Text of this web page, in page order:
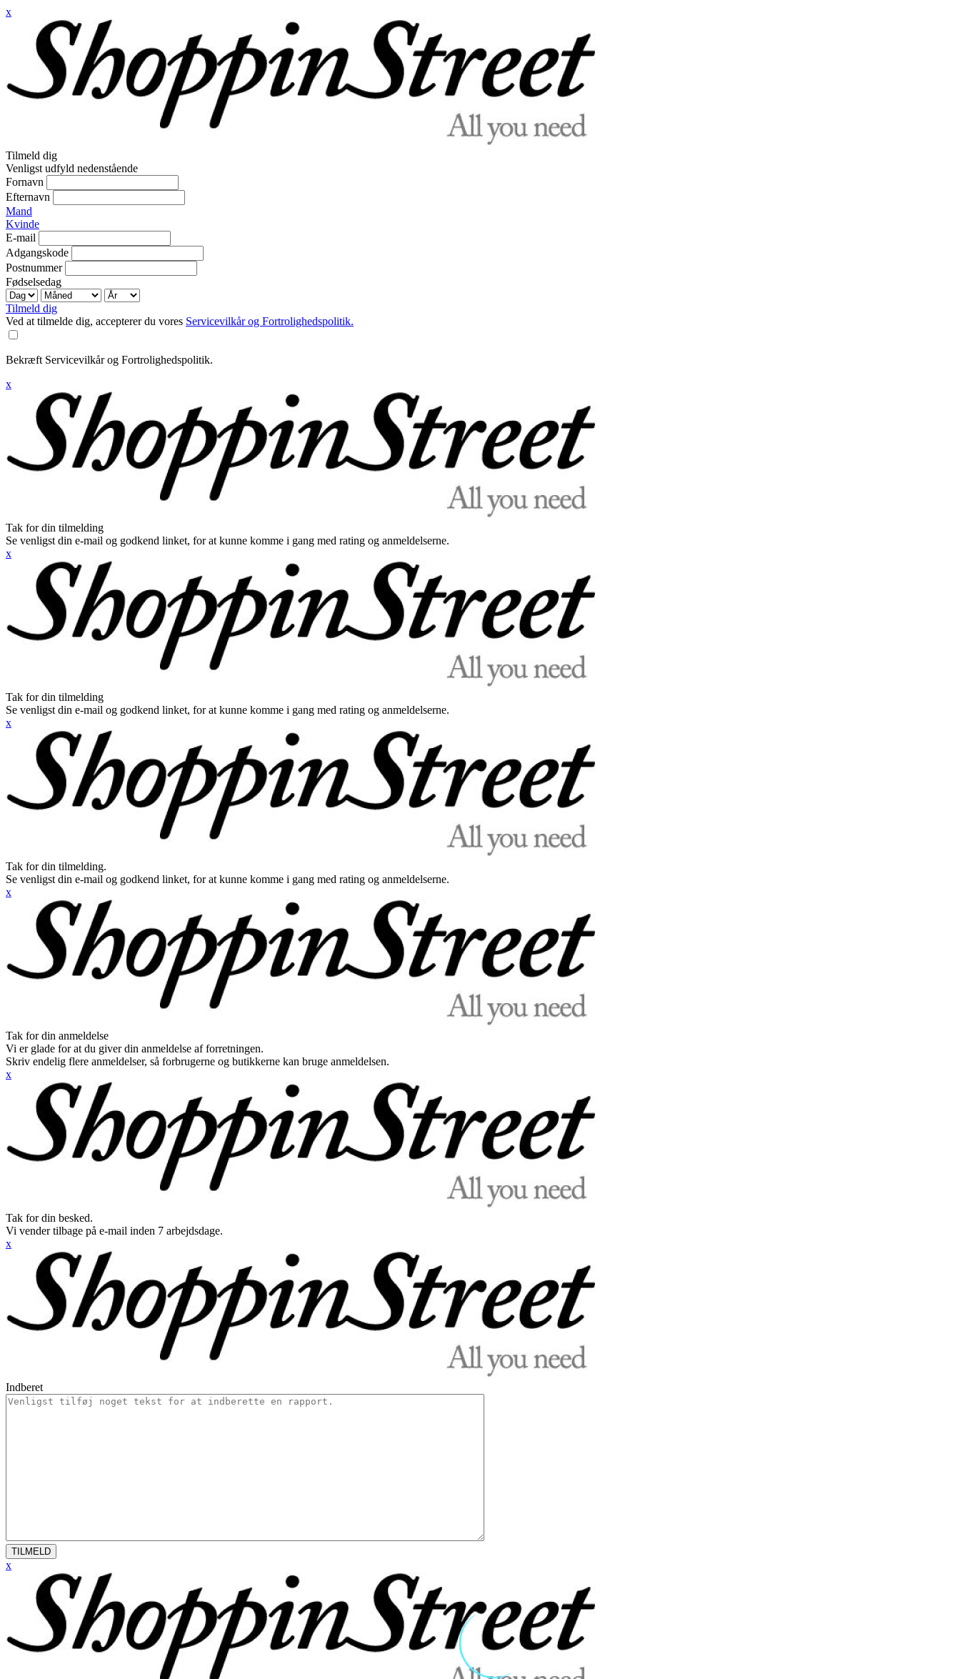
x
Tilmeld dig
Venligst udfyld nedenstående
Fornavn
Efternavn
Mand
Kvinde
E-mail
Adgangskode
Postnummer
Fødselsedag
Tilmeld dig
Ved at tilmelde dig, accepterer du vores Servicevilkår og Fortrolighedspolitik.
Bekræft Servicevilkår og Fortrolighedspolitik.
x
Tak for din tilmelding
Se venligst din e-mail og godkend linket, for at kunne komme i gang med rating og anmeldelserne.
x
Tak for din tilmelding
Se venligst din e-mail og godkend linket, for at kunne komme i gang med rating og anmeldelserne.
x
Tak for din tilmelding.
Se venligst din e-mail og godkend linket, for at kunne komme i gang med rating og anmeldelserne.
x
Tak for din anmeldelse
Vi er glade for at du giver din anmeldelse af forretningen.
Skriv endelig flere anmeldelser, så forbrugerne og butikkerne kan bruge anmeldelsen.
x
Tak for din besked.
Vi vender tilbage på e-mail inden 7 arbejdsdage.
x
Indberet
TILMELD
x